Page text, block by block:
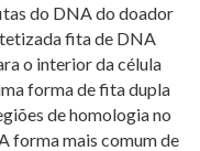
do DNA do doador
fita de DNA
o interior da célula
forma de fita dupla
de homologia no
forma mais comum de